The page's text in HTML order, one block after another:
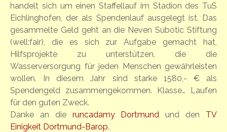
handelt sich um einen Staffellauf im Stadion des TuS
Eichlinghofen, der als Spendenlauf ausgelegt ist. Das
gesammelte Geld geht an die Neven Subotic Stiftung
(well:fair), die es sich zur Aufgabe gemacht hat,
Hilfsprojekte zu unterstützen, die die
Wasserversorgung für jeden Menschen gewährleisten
wollen. In diesem Jahr sind starke 1580,- € als
Spendengeld zusammengekommen. Klasse… Laufen
für den guten Zweck.
Danke an die runcadamy Dortmund und den TV
Einigkeit Dortmund-Barop.